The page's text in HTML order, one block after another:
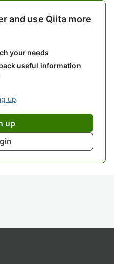
and use Qiita more
your needs
useful information
up
up